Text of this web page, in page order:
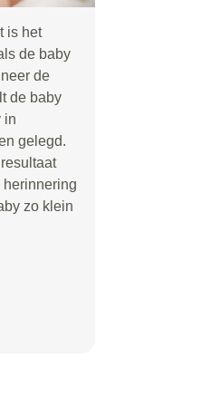
is het
de baby
de
de baby
in
gelegd.
zo klein